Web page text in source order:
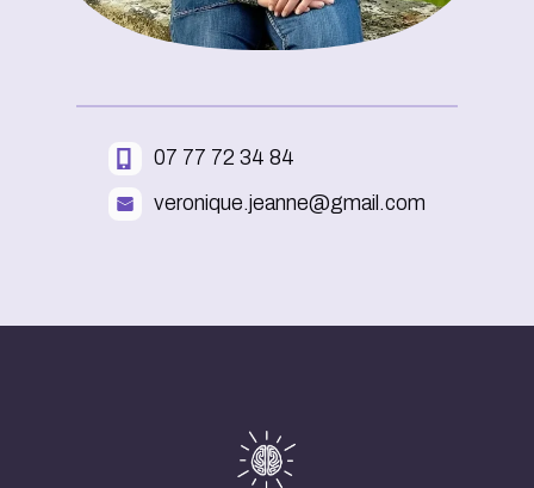
07 77 72 34 84
veronique.jeanne@gmail.com